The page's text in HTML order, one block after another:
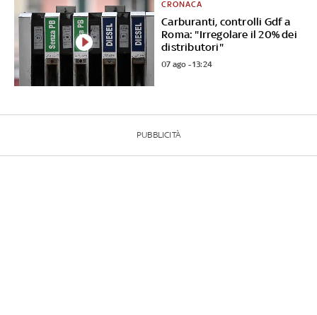
Carburanti, controlli Gdf a
Roma: "Irregolare il 20% dei
distributori"
CRONACA
07 ago - 13:24
PUBBLICITÀ